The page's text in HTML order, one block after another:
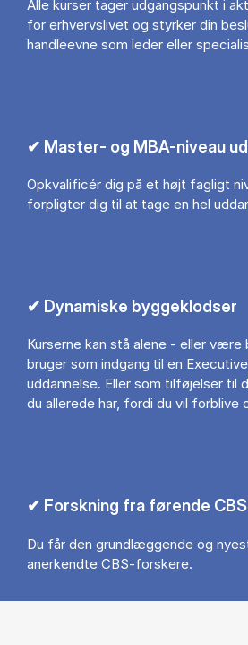
Alle kurser tager udgangspunkt i
for erhvervslivet og styrker din
handleevne som leder eller
✔ Master- og MBA-niveau
Opkvalificér dig på et højt fagligt
forpligter dig til at tage en hel
✔ Dynamiske byggeklodser
Kurserne kan stå alene - eller være
bruger som indgang til en
uddannelse. Eller som tilføjelser til
du allerede har, fordi du vil forblive
✔ Forskning fra førende
Du får den grundlæggende og
anerkendte CBS-forskere.